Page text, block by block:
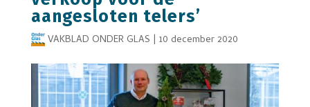
aangesloten telers’
VAKBLAD ONDER GLAS | 10 december 2020